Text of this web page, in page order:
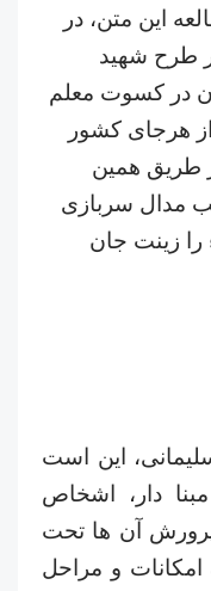
این متن، در
طرح شهید
در کسوت معلم
هرجای کشور
طریق همین
مدال سربازی
را زینت جان
این است
دار، اشخاص
آن ها تحت
امکانات و مراحل